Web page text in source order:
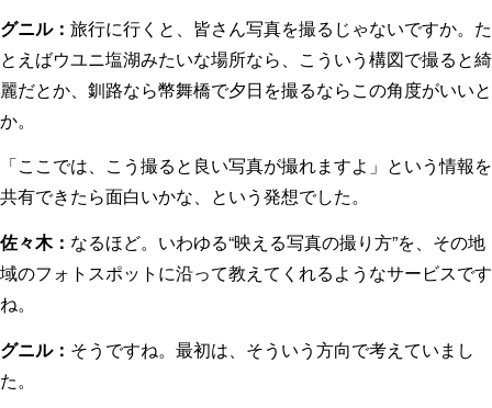
グニル： 旅行に行くと、皆さん写真を撮るじゃないですか。た
とえばウユニ塩湖みたいな場所なら、こういう構図で撮ると綺
麗だとか、釧路なら幣舞橋で夕日を撮るならこの角度がいいと
か。
「ここでは、こう撮ると良い写真が撮れますよ」という情報を
共有できたら面白いかな、という発想でした。
佐々木： なるほど。いわゆる“映える写真の撮り方”を、その地
域のフォトスポットに沿って教えてくれるようなサービスです
ね。
グニル： そうですね。最初は、そういう方向で考えていまし
た。